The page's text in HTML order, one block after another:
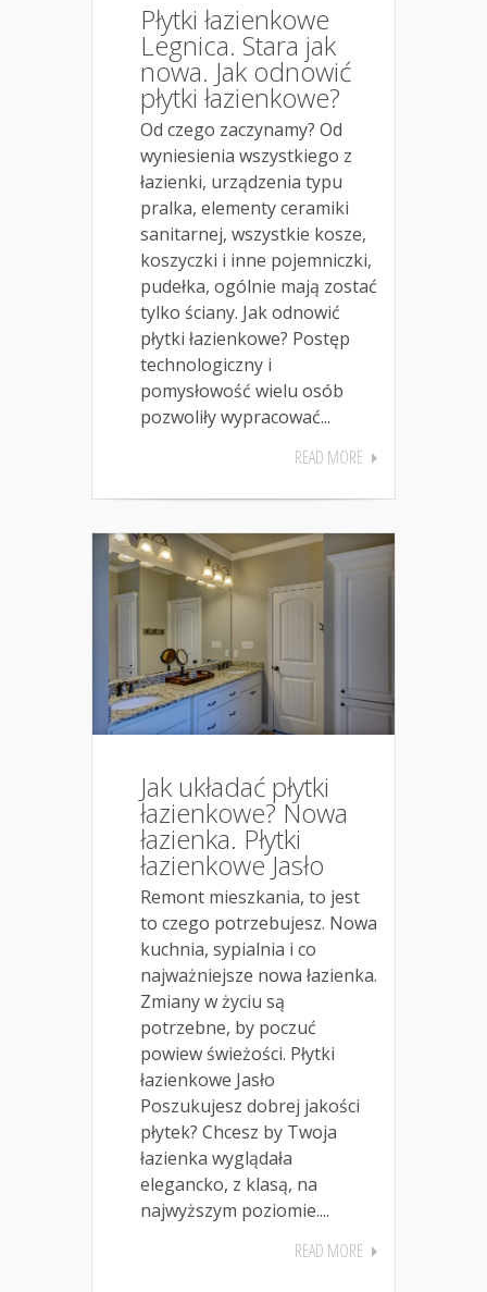
Płytki łazienkowe
Legnica. Stara jak
nowa. Jak odnowić
płytki łazienkowe?
Od czego zaczynamy? Od
wyniesienia wszystkiego z
łazienki, urządzenia typu
pralka, elementy ceramiki
sanitarnej, wszystkie kosze,
koszyczki i inne pojemniczki,
pudełka, ogólnie mają zostać
tylko ściany. Jak odnowić
płytki łazienkowe? Postęp
technologiczny i
pomysłowość wielu osób
pozwoliły wypracować...
READ MORE
Jak układać płytki
łazienkowe? Nowa
łazienka. Płytki
łazienkowe Jasło
Remont mieszkania, to jest
to czego potrzebujesz. Nowa
kuchnia, sypialnia i co
najważniejsze nowa łazienka.
Zmiany w życiu są
potrzebne, by poczuć
powiew świeżości. Płytki
łazienkowe Jasło
Poszukujesz dobrej jakości
płytek? Chcesz by Twoja
łazienka wyglądała
elegancko, z klasą, na
najwyższym poziomie....
READ MORE